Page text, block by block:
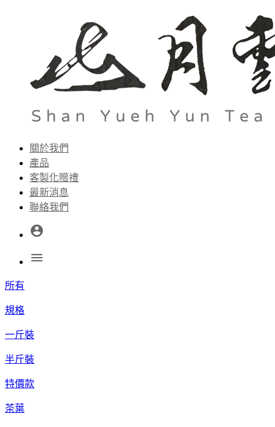
關於我們
產品
客製化贈禮
最新消息
聯絡我們
account_circle
menu
所有
規格
一斤裝
半斤裝
特價款
茶葉